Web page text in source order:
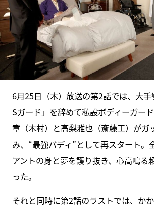
6月25日（木）放送の第2話では、大
Sガード」を辞めて私設ボディーガー
章（木村）と高梨雅也（斎藤工）がガ
み、“最強バディ”として再スタート。
アントの身と夢を護り抜き、心高鳴る
った。
それと同時に第2話のラストでは、か